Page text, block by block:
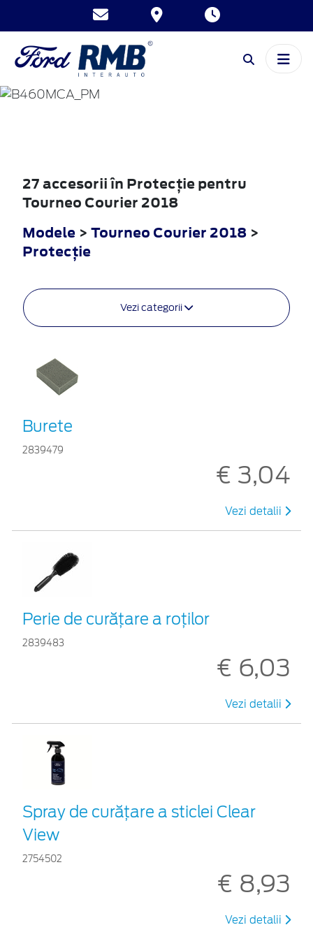
TOURNEO
COURIER
27 accesorii în Protecţie pentru
Tourneo Courier 2018
Modele > Tourneo Courier 2018 >
Protecţie
Vezi categorii
Burete
2839479
€ 3,04
Vezi detalii
Perie de curățare a roților
2839483
€ 6,03
Vezi detalii
Spray de curățare a sticlei Clear
View
2754502
€ 8,93
Vezi detalii